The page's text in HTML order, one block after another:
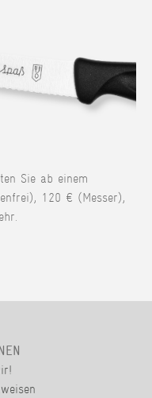
Sie ab einem
120 € (Messer),